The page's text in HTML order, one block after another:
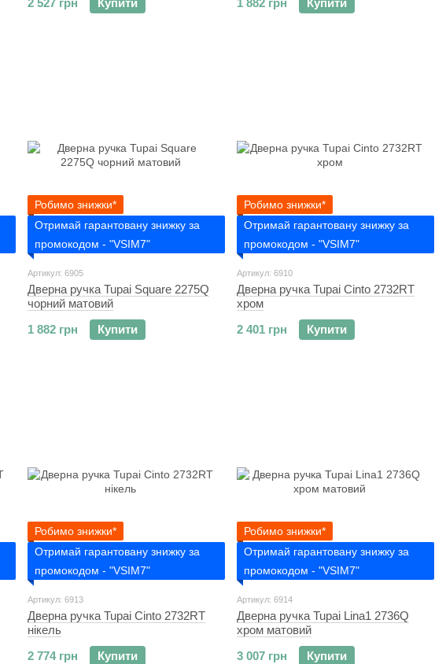
2 527 грн
Купити
1 882 грн
Купити
Робимо знижки*
Отримай гарантовану знижку за
промокодом - "VSIM7"
Артикул: 6905
Дверна ручка Tupai Square 2275Q
чорний матовий
1 882 грн
Купити
Робимо знижки*
Отримай гарантовану знижку за
промокодом - "VSIM7"
Артикул: 6910
Дверна ручка Tupai Cinto 2732RT
хром
2 401 грн
Купити
Робимо знижки*
Отримай гарантовану знижку за
промокодом - "VSIM7"
Артикул: 6913
Дверна ручка Tupai Cinto 2732RT
нікель
2 774 грн
Купити
Робимо знижки*
Отримай гарантовану знижку за
промокодом - "VSIM7"
Артикул: 6914
Дверна ручка Tupai Lina1 2736Q
хром матовий
3 007 грн
Купити